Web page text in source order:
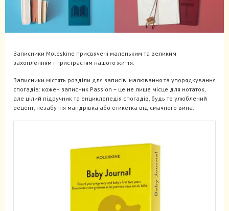
Записники Moleskine присвячені маленьким та великим
захопленням і пристрастям нашого життя.
Записники містять розділи для записів, малювання та упорядкування
спогадів: кожен записник Passion – це не лише місце для нотаток,
але цілий підручник та енциклопедія спогадів, будь то улюблений
рецепт, незабутня мандрівка або етикетка від смачного вина.